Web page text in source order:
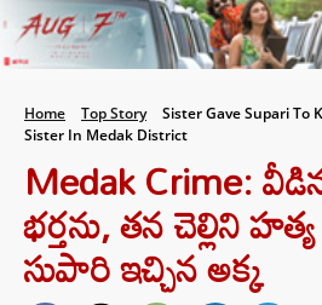
Home Top Story
Sister Gave Supari To
Sister In Medak District
Medak Crime:
భర్తను, తన చెల్లిని
సుపారి ఇచ్చిన అక్క